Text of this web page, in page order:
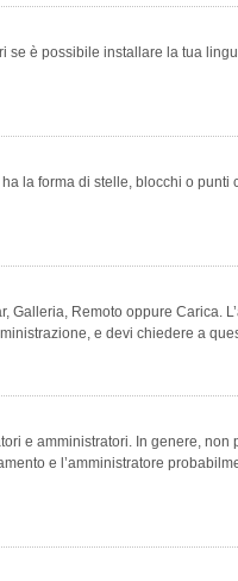
è possibile installare la tua
la forma di stelle, blocchi o
Remoto oppure Carica.
e devi chiedere a
e amministratori. In genere,
e l’amministratore